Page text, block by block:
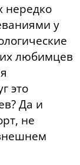
нередко
у
любимцев
это
Да и
не